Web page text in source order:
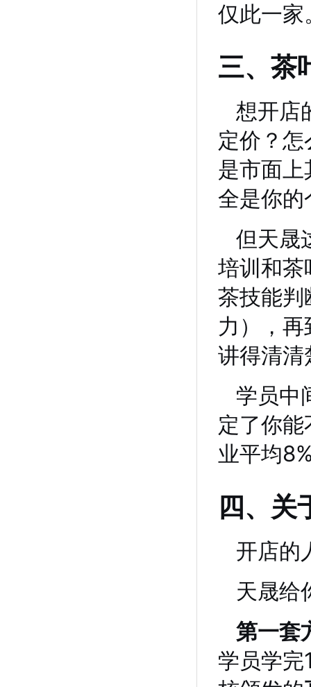
仅此一家
三、茶
想开店
定价？
是市面
全是你的
但天晟
培训和茶
茶技能判
力），
讲得清清
学员中
定了你
业平均
四、关
开店的
天晟给
第一套
学员学